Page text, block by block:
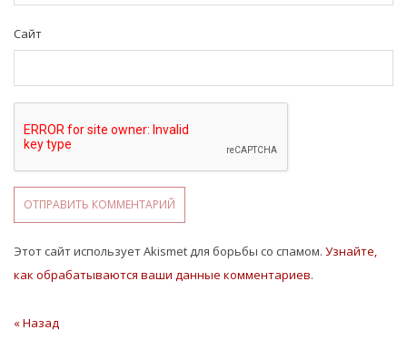
Сайт
Этот сайт использует Akismet для борьбы со спамом. Узнайте,
как обрабатываются ваши данные комментариев.
Навигация
« Назад